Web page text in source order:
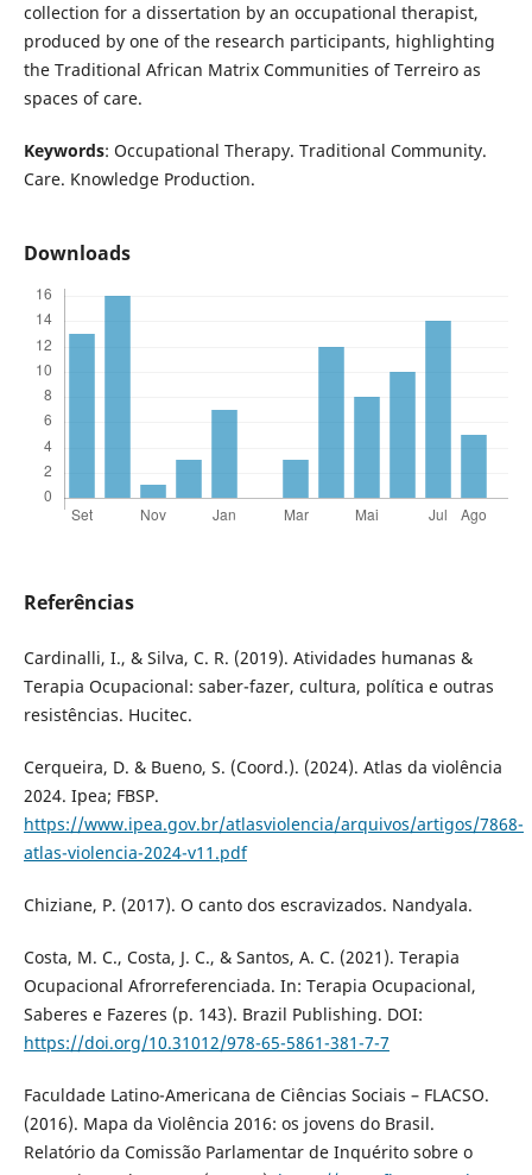
collection for a dissertation by an occupational therapist,
produced by one of the research participants, highlighting
the Traditional African Matrix Communities of Terreiro as
spaces of care.
Keywords: Occupational Therapy. Traditional Community.
Care. Knowledge Production.
Downloads
Referências
Cardinalli, I., & Silva, C. R. (2019). Atividades humanas &
Terapia Ocupacional: saber-fazer, cultura, política e outras
resistências. Hucitec.
Cerqueira, D. & Bueno, S. (Coord.). (2024). Atlas da violência
2024. Ipea; FBSP.
https://www.ipea.gov.br/atlasviolencia/arquivos/artigos/7868-
atlas-violencia-2024-v11.pdf
Chiziane, P. (2017). O canto dos escravizados. Nandyala.
Costa, M. C., Costa, J. C., & Santos, A. C. (2021). Terapia
Ocupacional Afrorreferenciada. In: Terapia Ocupacional,
Saberes e Fazeres (p. 143). Brazil Publishing. DOI:
https://doi.org/10.31012/978-65-5861-381-7-7
Faculdade Latino-Americana de Ciências Sociais – FLACSO.
(2016). Mapa da Violência 2016: os jovens do Brasil.
Relatório da Comissão Parlamentar de Inquérito sobre o